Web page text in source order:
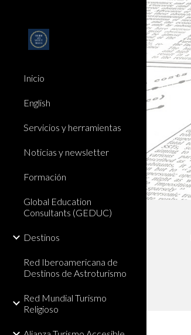
Inicio
English
Servicios y herramientas
Noticias y newsletter
Formación
Global Education
Consultants (GEDUC)
Destinos
Red Iberoamericana de
Destinos de Astroturismo
Red Mundial Turismo
Religioso